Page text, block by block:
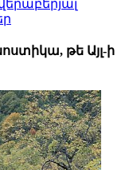
թե Այլ-ի